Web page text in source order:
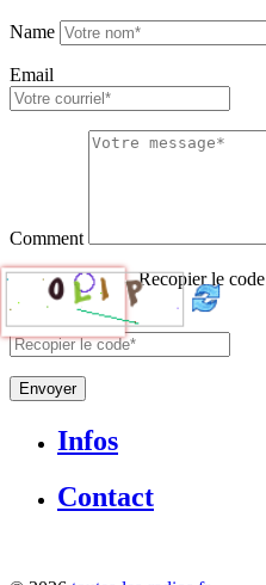
Name
Email
Comment
Recopier le code
Envoyer
Infos
Contact